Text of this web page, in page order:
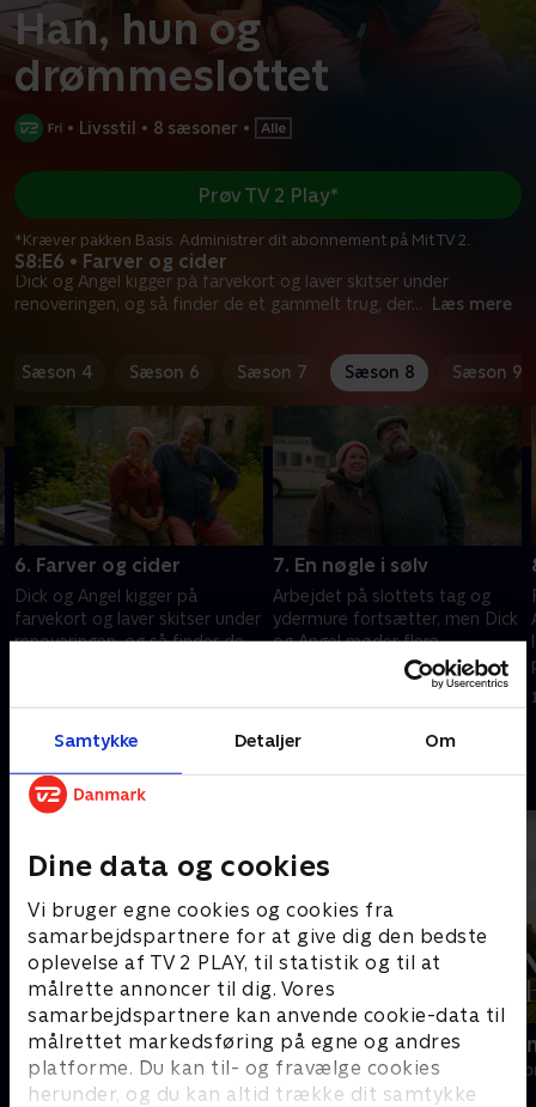
Samtykke Detaljer Om
Dine data og cookies
Vi bruger egne cookies og cookies fra
samarbejdspartnere for at give dig den bedste
oplevelse af TV 2 PLAY, til statistik og til at
målrette annoncer til dig. Vores
samarbejdspartnere kan anvende cookie-data til
målrettet markedsføring på egne og andres
platforme. Du kan til- og fravælge cookies
herunder, og du kan altid trække dit samtykke
Han, hun og
drømmeslottet
• Livsstil • 8 sæsoner •
S8:E6 • Farver og cider
Dick og Angel kigger på farvekort og laver skitser under
renoveringen, og så finder de et gammelt trug, der... Læs mere
Prøv TV 2 Play*
*Kræver pakken Basis. Administrer dit abonnement på Mit TV 2.
Sæson 4 Sæson 6 Sæson 7 Sæson 8 Sæson 9
6. Farver og cider
Dick og Angel kigger på
farvekort og laver skitser under
renoveringen, og så finder de
7. En nøgle i sølv
Arbejdet på slottets tag og
ydermure fortsætter, men Dick
og Angel møder flere
udfordringer. Lykkes det for
Angels far, Steve, at lave en
ekstra hoveddørsnøgle?
Andre så også
Linde på Langeland
Livsstil • 5 sæsoner
Franske
Livsstil • 6